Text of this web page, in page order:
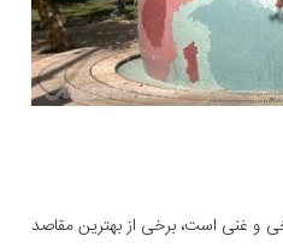
و غنی است، برخی از بهترین مقاصد